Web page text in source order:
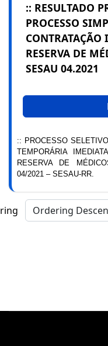
:: RESULTADO
PROCESSO
CONTRATAÇÃO
RESERVA DE
SESAU 04.2021
:: PROCESSO
TEMPORÁRIA
RESERVA DE
04/2021 – SESAU-RR.